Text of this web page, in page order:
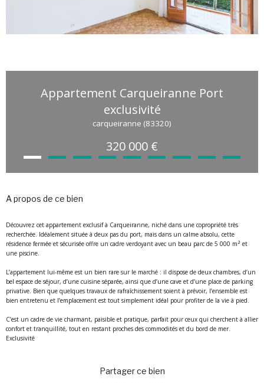
Appartement Carqueiranne Port
exclusivité
carqueiranne (83320)
320 000 €
a propos de ce bien
Découvrez cet appartement exclusif à Carqueiranne, niché dans une copropriété très
recherchée. Idéalement située à deux pas du port, mais dans un calme absolu, cette
résidence fermée et sécurisée offre un cadre verdoyant avec un beau parc de 5 000 m² et
une piscine.
L’appartement lui-même est un bien rare sur le marché : il dispose de deux chambres, d’un
bel espace de séjour, d’une cuisine séparée, ainsi que d’une cave et d’une place de parking
privative. Bien que quelques travaux de rafraîchissement soient à prévoir, l’ensemble est
bien entretenu et l’emplacement est tout simplement idéal pour profiter de la vie à pied.
C’est un cadre de vie charmant, paisible et pratique, parfait pour ceux qui cherchent à allier
confort et tranquillité, tout en restant proches des commodités et du bord de mer.
Exclusivité
partager ce bien